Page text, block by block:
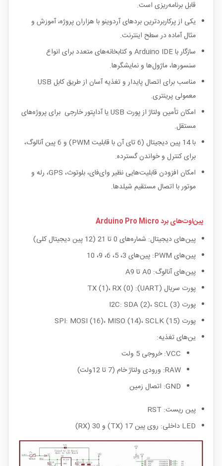
قابل برنامه‌ریزی است.
یکی از پرکاربردترین بردهای آردوینو با هزاران پروژه، آموزش و
مثال آماده در سطح اینترنت.
سازگار با Arduino IDE و کتابخانه‌های متعدد برای انواع
سنسورها، ماژول‌ها و نمایشگرها.
مناسب برای اتصال پایدار و تغذیه آسان از طریق کابل USB
معمولی پرینتری.
امکان تأمین ولتاژ از پورت USB یا آداپتور خارجی برای پروژه‌های
مستقل.
با 14 پین دیجیتال (6 تای آن با قابلیت PWM) و 6 پین آنالوگ،
برای کنترل و خواندن گسترده.
امکان افزودن قابلیت‌هایی نظیر وای‌فای، بلوتوث، GPS، رله و
موتور با اتصال مستقیم شیلدها.
پین‌اوت‌های برد Arduino Pro Micro
پین‌های دیجیتال: شماره‌های 0 تا 21 (12 پین دیجیتال کلی)
پین‌های PWM: پین‌های 3، 5، 6، 9، 10
پین‌های آنالوگ: A0 تا A9
پورت سریال (UART): TX (1)، RX (0)
پورت I2C: SDA (2)، SCL (3)
پورت SPI: MOSI (16)، MISO (14)، SCLK (15)
ین‌های تغذیه:
VCC: خروجی 5 ولت
RAW: ورودی ولتاژ خام (7 تا 12ولت)
GND: اتصال زمین
پین ریست: RST
LED داخلی: روی پین 17 (TX) و 30 (RX)